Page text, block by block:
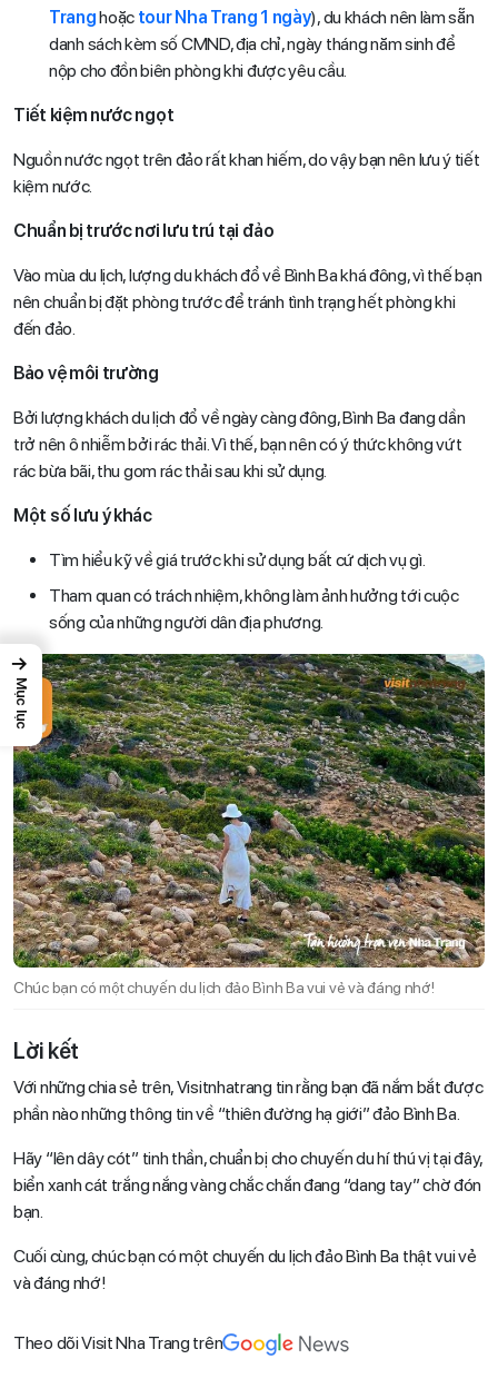
Tranghoặc tour Nha Trang 1 ngày), du khách nên làm sẵn
danh sách kèm số CMND, địa chỉ, ngày tháng năm sinh để
nộp cho đồn biên phòng khi được yêu cầu.
Tiết kiệm nước ngọt
Nguồn nước ngọt trên đảo rất khan hiếm, do vậy bạn nên lưu ý tiết
kiệm nước.
Chuẩn bị trước nơi lưu trú tại đảo
Vào mùa du lịch, lượng du khách đổ về Bình Ba khá đông, vì thế bạn
nên chuẩn bị đặt phòng trước để tránh tình trạng hết phòng khi
đến đảo.
Bảo vệ môi trường
Bởi lượng khách du lịch đổ về ngày càng đông, Bình Ba đang dần
trở nên ô nhiễm bởi rác thải. Vì thế, bạn nên có ý thức không vứt
rác bừa bãi, thu gom rác thải sau khi sử dụng.
Một số lưu ý khác
Tìm hiểu kỹ về giá trước khi sử dụng bất cứ dịch vụ gì.
Tham quan có trách nhiệm, không làm ảnh hưởng tới cuộc
sống của những người dân địa phương.
Chúc bạn có một chuyến du lịch đảo Bình Ba vui vẻ và đáng nhớ!
Lời kết
Với những chia sẻ trên, Visitnhatrang tin rằng bạn đã nắm bắt được
phần nào những thông tin về “thiên đường hạ giới” đảo Bình Ba.
Hãy “lên dây cót” tinh thần, chuẩn bị cho chuyến du hí thú vị tại đây,
biển xanh cát trắng nắng vàng chắc chắn đang “dang tay” chờ đón
bạn.
Cuối cùng, chúc bạn có một chuyến du lịch đảo Bình Ba thật vui vẻ
và đáng nhớ!
Theo dõi Visit Nha Trang trên
→
Mục lục